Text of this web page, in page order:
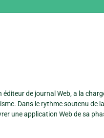
de journal Web, a la
Dans le rythme soutenu de
une application Web de sa